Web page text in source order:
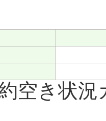
空き状